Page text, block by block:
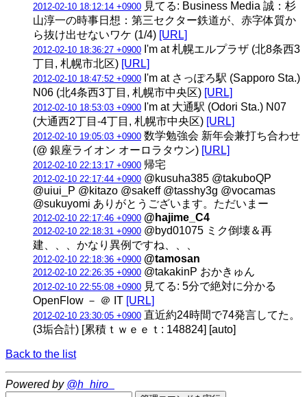
2012-02-10 18:12:14 +0900 見てる: Business Media 誠：杉
山淳一の時事日想：第三セクター鉄道が、赤字体質か
ら抜け出せないワケ (1/4) [URL]
2012-02-10 18:36:27 +0900 I'm at 札幌エルプラザ (北8条西3
丁目, 札幌市北区) [URL]
2012-02-10 18:47:52 +0900 I'm at さっぽろ駅 (Sapporo Sta.)
N06 (北4条西3丁目, 札幌市中央区) [URL]
2012-02-10 18:53:03 +0900 I'm at 大通駅 (Odori Sta.) N07
(大通西2丁目-4丁目, 札幌市中央区) [URL]
2012-02-10 19:05:03 +0900 数学勉強会 新年会兼打ち合わせ
(@ 銀座ライオン オーロラタウン) [URL]
2012-02-10 22:13:17 +0900 帰宅
2012-02-10 22:17:44 +0900 @kusuha385 @takuboQP
@uiui_P @kitazo @sakeff @tasshy3g @vocamas
@sukuyomi ありがとうございます。ただいまー
2012-02-10 22:17:46 +0900 @hajime_C4
2012-02-10 22:18:31 +0900 @byd01075 ミク倒壊＆再
建、、、かなり異例ですね、、、
2012-02-10 22:18:36 +0900 @tamosan
2012-02-10 22:26:35 +0900 @takakinP おかきゅん
2012-02-10 22:55:08 +0900 見てる: 5分で絶対に分かる
OpenFlow － ＠ IT [URL]
2012-02-10 23:30:05 +0900 直近約24時間で74発言してた。
(3垢合計) [累積ｔｗｅｅｔ: 148824] [auto]
Back to the list
Powered by @h_hiro_